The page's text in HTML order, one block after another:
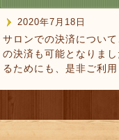
2020年7月18日
サロンでの決済につい
の決済も可能となりま
るためにも、是非ご利用